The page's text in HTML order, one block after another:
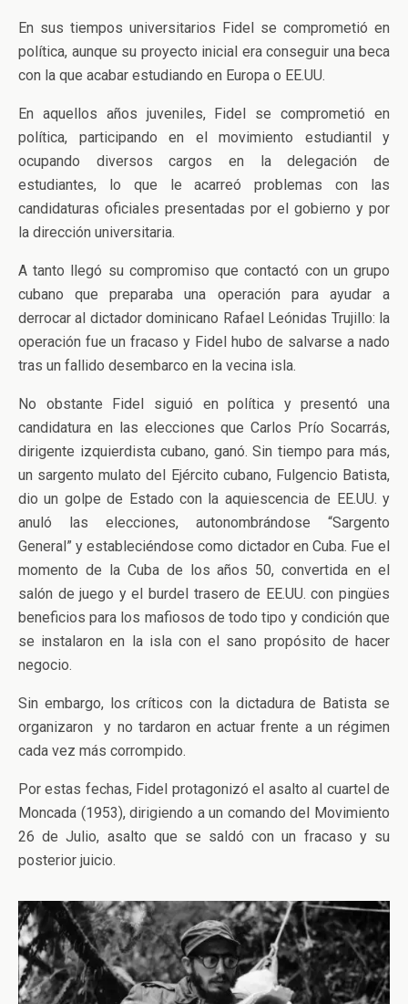
En sus tiempos universitarios Fidel se comprometió en
política, aunque su proyecto inicial era conseguir una beca
con la que acabar estudiando en Europa o EE.UU.
En aquellos años juveniles, Fidel se comprometió en
política, participando en el movimiento estudiantil y
ocupando diversos cargos en la delegación de
estudiantes, lo que le acarreó problemas con las
candidaturas oficiales presentadas por el gobierno y por
la dirección universitaria.
A tanto llegó su compromiso que contactó con un grupo
cubano que preparaba una operación para ayudar a
derrocar al dictador dominicano Rafael Leónidas Trujillo: la
operación fue un fracaso y Fidel hubo de salvarse a nado
tras un fallido desembarco en la vecina isla.
No obstante Fidel siguió en política y presentó una
candidatura en las elecciones que Carlos Prío Socarrás,
dirigente izquierdista cubano, ganó. Sin tiempo para más,
un sargento mulato del Ejército cubano, Fulgencio Batista,
dio un golpe de Estado con la aquiescencia de EE.UU. y
anuló las elecciones, autonombrándose “Sargento
General” y estableciéndose como dictador en Cuba. Fue el
momento de la Cuba de los años 50, convertida en el
salón de juego y el burdel trasero de EE.UU. con pingües
beneficios para los mafiosos de todo tipo y condición que
se instalaron en la isla con el sano propósito de hacer
negocio.
Sin embargo, los críticos con la dictadura de Batista se
organizaron y no tardaron en actuar frente a un régimen
cada vez más corrompido.
Por estas fechas, Fidel protagonizó el asalto al cuartel de
Moncada (1953), dirigiendo a un comando del Movimiento
26 de Julio, asalto que se saldó con un fracaso y su
posterior juicio.